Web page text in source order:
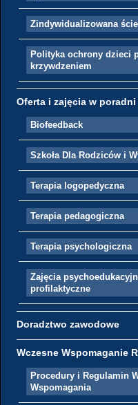
Zindywidualizowana
Polityka ochrony dzieci
krzywdzeniem
Oferta i zajęcia w poradni
Biofeedback
Szkoła Dla Rodziców i
Terapia logopedyczna
Terapia pedagogiczna
Terapia psychologiczna
Zajęcia
profilaktyczne
Doradztwo zawodowe
Wczesne Wspomaganie
Procedury i Regulamin
Wspomagania